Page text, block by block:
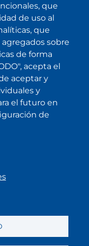
política
.
que
de uso al
que
sobre
de forma
acepta el
aceptar y
y
el futuro en
de